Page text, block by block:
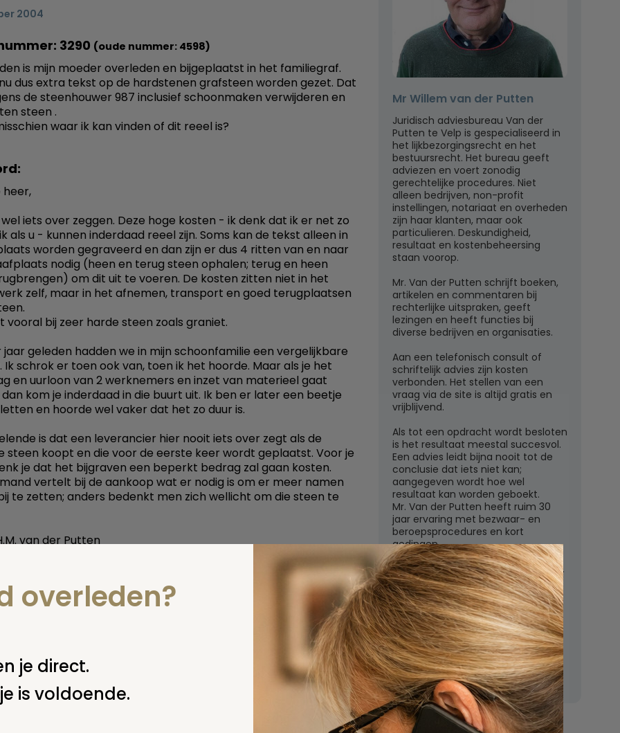
2004
3290 (oude nummer: 4598)
is mijn moeder overleden en bijgeplaatst in het familiegraf.
dus extra tekst op de hardstenen grafsteen worden gezet. Dat
de steenhouwer 987 inclusief schoonmaken verwijderen en
steen .
waar ik kan vinden of dit reeel is?
iets over zeggen. Deze hoge kosten - ik denk dat ik er net zo
als u - kunnen inderdaad reeel zijn. Soms kan de tekst alleen in
worden gegraveerd en dan zijn er dus 4 ritten van en naar
nodig (heen en terug steen ophalen; terug en heen
om dit uit te voeren. De kosten zitten niet in het
zelf, maar in het afnemen, transport en goed terugplaatsen
vooral bij zeer harde steen zoals graniet.
jaar geleden hadden we in mijn schoonfamilie een vergelijkbare
Ik schrok er toen ook van, toen ik het hoorde. Maar als je het
en uurloon van 2 werknemers en inzet van materieel gaat
dan kom je inderdaad in die buurt uit. Ik ben er later een beetje
en hoorde wel vaker dat het zo duur is.
is dat een leverancier hier nooit iets over zegt als de
steen koopt en die voor de eerste keer wordt geplaatst. Voor je
je dat het bijgraven een beperkt bedrag zal gaan kosten.
vertelt bij de aankoop wat er nodig is om er meer namen
te zetten; anders bedenkt men zich wellicht om die steen te
van der Putten
Spelregels
Mr Willem van der Putten
Juridisch adviesbureau Van der
Putten te Velp is gespecialiseerd in
het lijkbezorgingsrecht en het
bestuursrecht. Het bureau geeft
adviezen en voert zonodig
gerechtelijke procedures. Niet
alleen bedrijven, non-profit
instellingen, notariaat en overheden
zijn haar klanten, maar ook
particulieren. Deskundigheid,
resultaat en kostenbeheersing
staan voorop.
Mr. Van der Putten schrijft boeken,
artikelen en commentaren bij
rechterlijke uitspraken, geeft
lezingen en heeft functies bij
diverse bedrijven en organisaties.
Aan een telefonisch consult of
schriftelijk advies zijn kosten
verbonden. Het stellen van een
vraag via de site is altijd gratis en
vrijblijvend.
Als tot een opdracht wordt besloten
is het resultaat meestal succesvol.
Een advies leidt bijna nooit tot de
conclusie dat iets niet kan;
aangegeven wordt hoe wel
resultaat kan worden geboekt.
Mr. Van der Putten heeft ruim 30
jaar ervaring met bezwaar- en
beroepsprocedures en kort
gedingen.
Juridisch adviesbureau mr. W.G.H.M.
van der Putten c.s.
Zutphensestraatweg 7
6881 WN Velp (Gld)
E-mail:
mr.vanderputten@gmail.com
overleden?
je direct.
is voldoende.